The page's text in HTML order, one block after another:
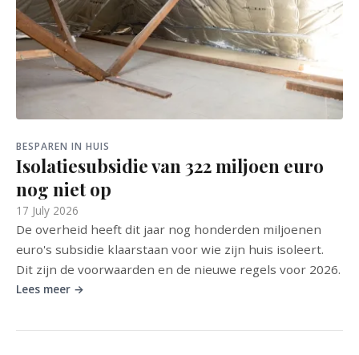
BESPAREN IN HUIS
Isolatiesubsidie van 322 miljoen euro
nog niet op
17 July 2026
De overheid heeft dit jaar nog honderden miljoenen
euro's subsidie klaarstaan voor wie zijn huis isoleert.
Dit zijn de voorwaarden en de nieuwe regels voor 2026.
Lees meer →